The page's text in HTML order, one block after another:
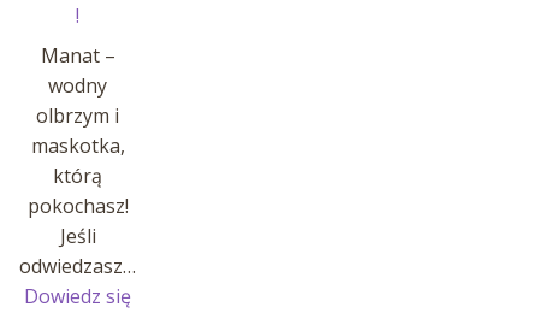
!
Manat –
wodny
olbrzym i
maskotka,
którą
pokochasz!
Jeśli
odwiedzasz…
Dowiedz się